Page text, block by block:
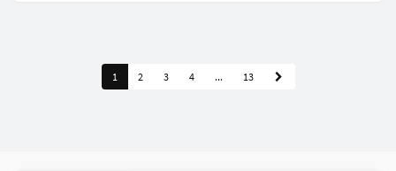
1 2 3 4 ... 13